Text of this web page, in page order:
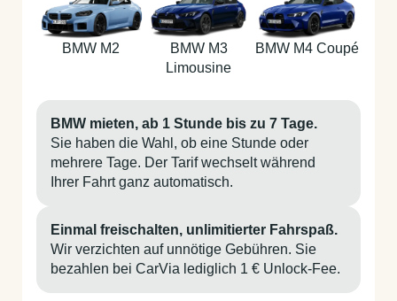
BMW M2
BMW M3
Limousine
BMW M4 Coupé
BMW mieten, ab 1 Stunde bis zu 7 Tage.
Sie haben die Wahl, ob eine Stunde oder
mehrere Tage. Der Tarif wechselt während
Ihrer Fahrt ganz automatisch.
Einmal freischalten, unlimitierter Fahrspaß.
Wir verzichten auf unnötige Gebühren. Sie
bezahlen bei CarVia lediglich 1 € Unlock-Fee.